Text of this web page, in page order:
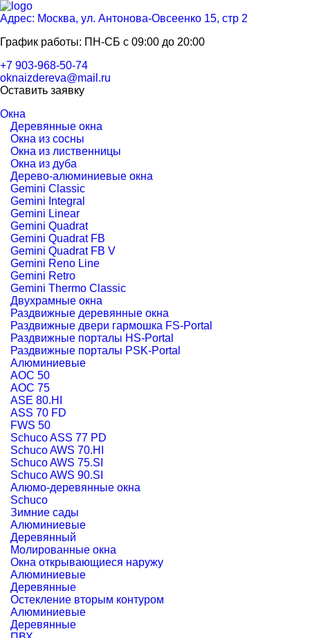
Адрес: Москва, ул. Антонова-Овсеенко 15, стр 2
График работы: ПН-СБ с 09:00 до 20:00
+7 903-968-50-74
oknaizdereva@mail.ru
Оставить заявку
Окна
Деревянные окна
Окна из сосны
Окна из лиственницы
Окна из дуба
Дерево-алюминиевые окна
Gemini Classic
Gemini Integral
Gemini Linear
Gemini Quadrat
Gemini Quadrat FB
Gemini Quadrat FB V
Gemini Reno Line
Gemini Retro
Gemini Thermo Classic
Двухрамные окна
Раздвижные деревянные окна
Раздвижные двери гармошка FS-Portal
Раздвижные порталы HS-Portal
Раздвижные порталы PSK-Portal
Алюминиевые
AOC 50
AOC 75
ASE 80.HI
ASS 70 FD
FWS 50
Schuco ASS 77 PD
Schuco AWS 70.HI
Schuco AWS 75.SI
Schuco AWS 90.SI
Алюмо-деревянные окна
Schuco
Зимние сады
Алюминиевые
Деревянный
Молированные окна
Окна открывающиеся наружу
Алюминиевые
Деревянные
Остекление вторым контуром
Алюминиевые
Деревянные